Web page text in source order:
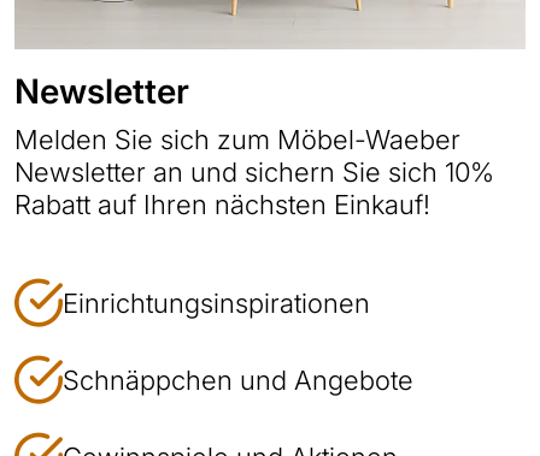
Newsletter
Melden Sie sich zum Möbel-Waeber
Newsletter an und sichern Sie sich 10%
Rabatt auf Ihren nächsten Einkauf!
Einrichtungsinspirationen
Schnäppchen und Angebote